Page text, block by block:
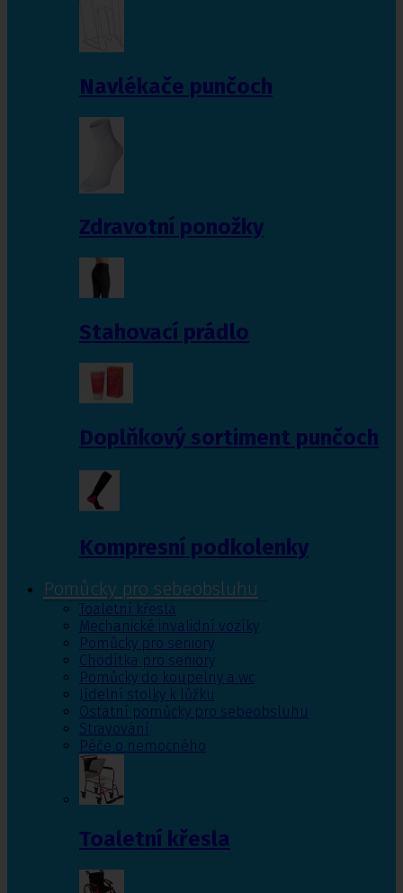
Navlékače punčoch
Zdravotní ponožky
Stahovací prádlo
Doplňkový sortiment punčoch
Kompresní podkolenky
Pomůcky pro sebeobsluhu
Toaletní křesla
Mechanické invalidní vozíky
Pomůcky pro seniory
Chodítka pro seniory
Pomůcky do koupelny a wc
Jídelní stolky k lůžku
Ostatní pomůcky pro sebeobsluhu
Stravování
Péče o nemocného
Toaletní křesla